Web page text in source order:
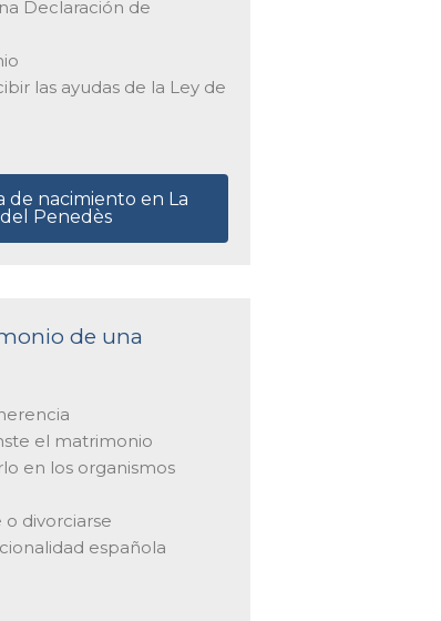
Declaración de
las ayudas de la Ley de
de nacimiento en La
Penedès
de una
el matrimonio
en los organismos
o divorciarse
española